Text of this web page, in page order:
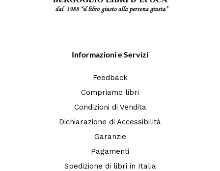
Informazioni e Servizi
Feedback
Compriamo libri
Condizioni di Vendita
Dichiarazione di Accessibilità
Garanzie
Pagamenti
Spedizione di libri in Italia